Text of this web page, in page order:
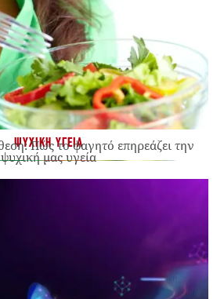
ΨΥΧΙΚΗ ΥΓΕΙΑ
Πώς το φαγητό επηρεάζει την
ψυχική μας υγεία